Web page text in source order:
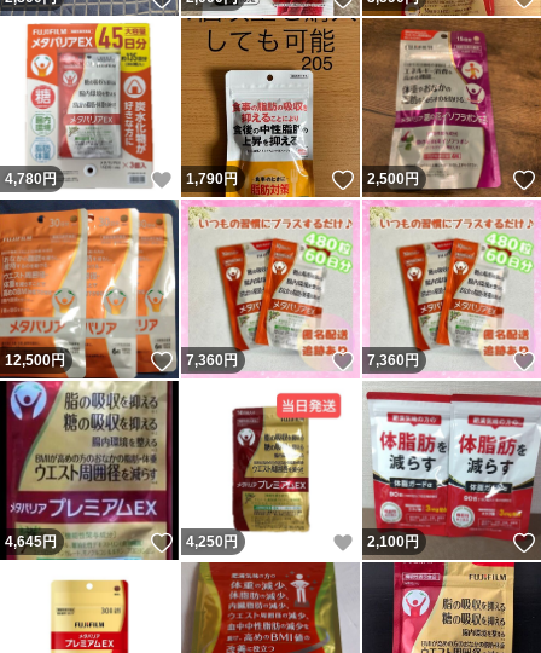
4,780円 いいね！
1,790円 いいね！
2,500円
12,500円 いいね！
7,360円 いいね！
7,360円
4,645円 いいね！
4,250 円 いいね！
2,100円